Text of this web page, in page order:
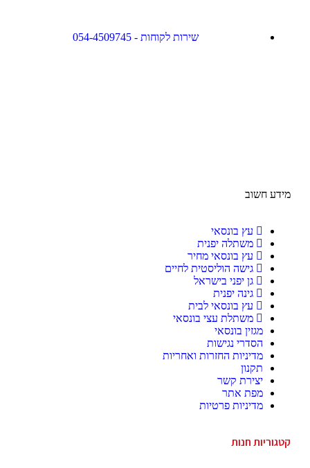
שירות לקוחות - 054-4509745
מידע חשוב
עץ בונסאי
משתלה יפנית
עץ בונסאי מחיר
גישה הוליסטית לחיים
גן יפני בישראל
גינה יפנית
עץ בונסאי לבית
משתלת עצי בונסאי
מגזין בונסאי
הסדרי נגישות
מדיניות החזרות ואחריות
תקנון
יצירת קשר
מפת אתר
מדיניות פרטיות
קטגוריות חנות